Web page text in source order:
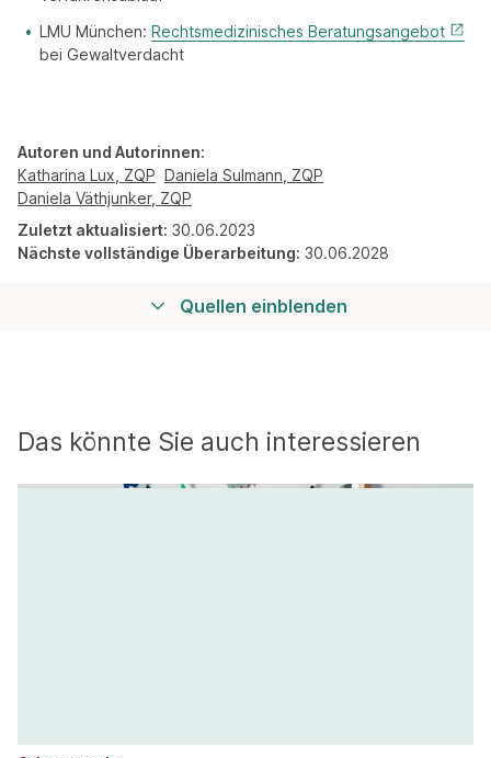
LMU München: Rechtsmedizinisches Beratungsangebot
bei Gewaltverdacht
Autoren und Autorinnen:
Katharina Lux, ZQP Daniela Sulmann, ZQP
Daniela Väthjunker, ZQP
Zuletzt aktualisiert: 30.06.2023
Nächste vollständige Überarbeitung: 30.06.2028
Quellen einblenden
Das könnte Sie auch interessieren